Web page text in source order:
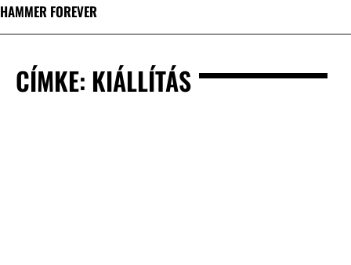
HAMMER FOREVER
CÍMKE: KIÁLLÍTÁS